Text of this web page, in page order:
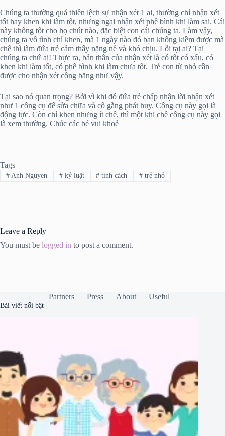
Chúng ta thường quá thiên lệch sự nhận xét 1 ai, thường chỉ nhận xét
tốt hay khen khi làm tốt, nhưng ngại nhận xét phê bình khi làm sai. Cái
này không tốt cho họ chút nào, đặc biệt con cái chúng ta. Làm vậy,
chúng ta vô tình chỉ khen, mà 1 ngày nào đó bạn không kiềm được mà
chê thì làm đứa trẻ cảm thấy nặng nề và khó chịu. Lỗi tại ai? Tại
chúng ta chứ ai! Thực ra, bản thân của nhận xét là có tốt có xấu, có
khen khi làm tốt, có phê bình khi làm chưa tốt. Trẻ con từ nhỏ cần
được cho nhận xét công bằng như vậy.
Tại sao nó quan trọng? Bởi vì khi đó đứa trẻ chấp nhận lời nhận xét
như 1 công cụ để sửa chữa và cố gắng phát huy. Công cụ này gọi là
động lực. Còn chỉ khen nhưng ít chê, thì một khi chê công cụ này gọi
là xem thường. Chúc các bé vui khoẻ
Tags
#Anh Nguyen #kỷ luật # tính cách # trẻ nhỏ
Leave a Reply
You must be logged in to post a comment.
Partners Press About Useful
Bài viết nổi bật